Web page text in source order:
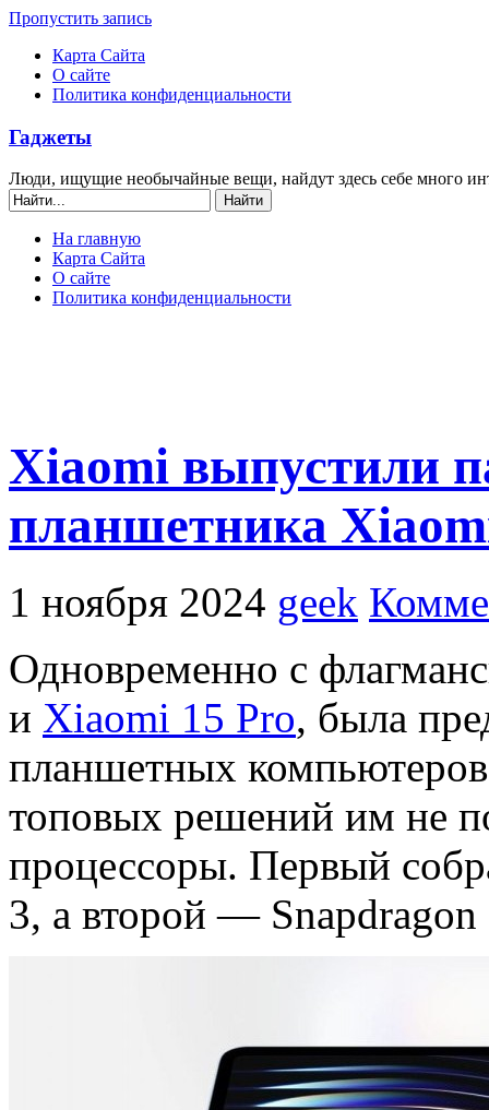
Пропустить запись
Карта Сайта
О сайте
Политика конфиденциальности
Гаджеты
Люди, ищущие необычайные вещи, найдут здесь себе много
На главную
Карта Сайта
О сайте
Политика конфиденциальности
Xiaomi выпустили
планшетника
1 ноября 2024 geek
Одновременно с
и Xiaomi 15 Pro, была
планшетных
топовых решений им не
процессоры. Первый
3, а второй — Snapdragon